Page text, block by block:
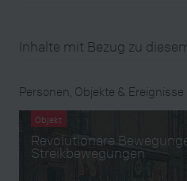
Inhalte mit Bezug zu
Personen, Objekte & Ereignisse
Objekt
Revolutionäre
Streikbewegungen